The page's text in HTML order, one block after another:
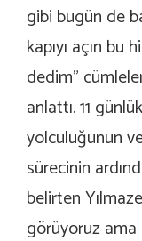
gibi bugün de
kapıyı açın bu
dedim”
anlattı. 11
yolculuğunun
sürecinin
belirten
görüyoruz ama